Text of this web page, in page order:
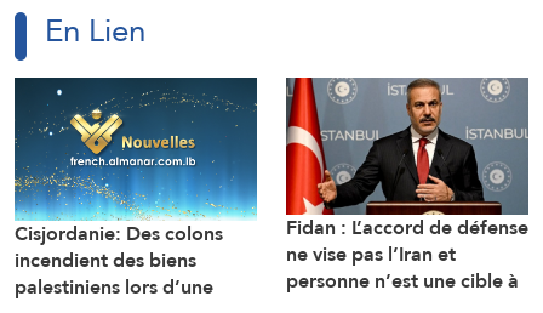
En Lien
Cisjordanie: Des colons
incendient des biens
palestiniens lors d’une
Fidan : L’accord de défense
ne vise pas l’Iran et
personne n’est une cible à